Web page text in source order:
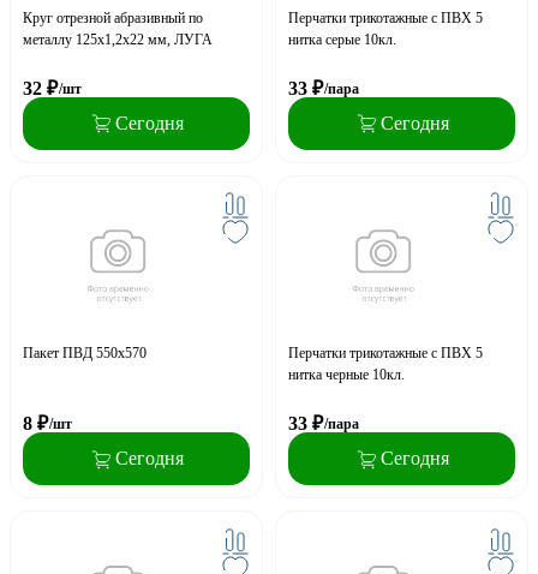
Круг отрезной абразивный по
металлу 125x1,2x22 мм, ЛУГА
32 ₽/шт
Сегодня
Перчатки трикотажные с ПВХ 5
нитка серые 10кл.
33 ₽/пара
Сегодня
Пакет ПВД 550х570
8 ₽/шт
Сегодня
Перчатки трикотажные с ПВХ 5
нитка черные 10кл.
33 ₽/пара
Сегодня